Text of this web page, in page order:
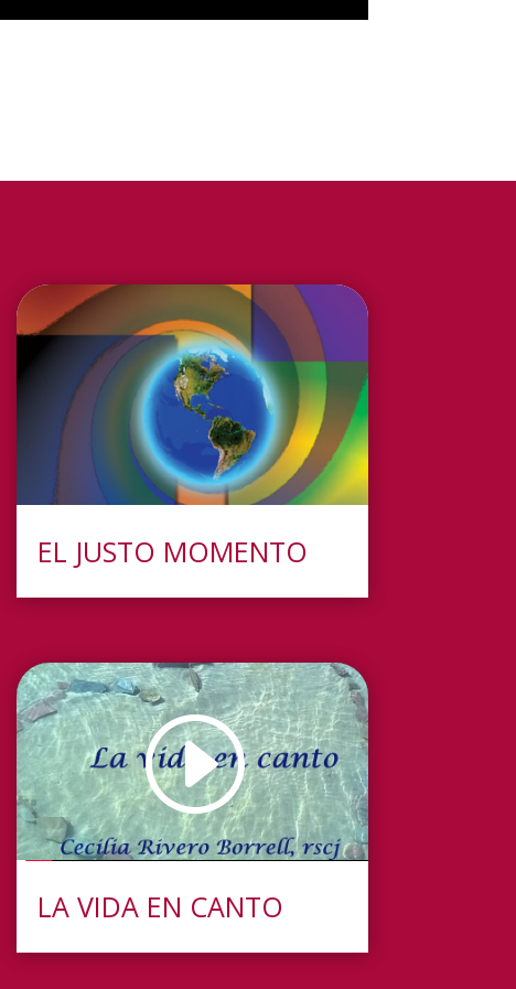
EL JUSTO MOMENTO
LA VIDA EN CANTO